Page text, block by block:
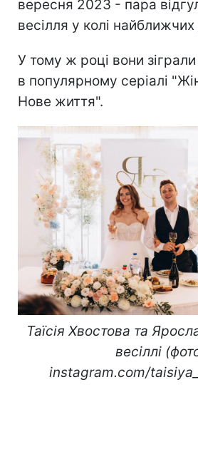
вересня 2023 - пара
весілля у колі найближчих
У тому ж році вони
в популярному серіалі
Нове життя".
Таїсія Хвостова та
весіллі
instagram.com/